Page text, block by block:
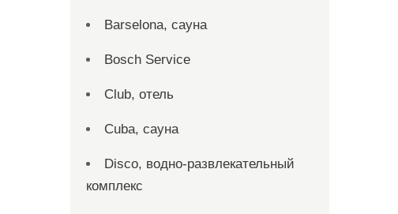
Barselona, сауна
Bosch Service
Club, отель
Cuba, сауна
Disco, водно-развлекательный
комплекс